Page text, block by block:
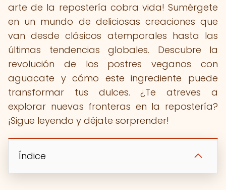
arte de la repostería cobra vida! Sumérgete
en un mundo de deliciosas creaciones que
van desde clásicos atemporales hasta las
últimas tendencias globales. Descubre la
revolución de los postres veganos con
aguacate y cómo este ingrediente puede
transformar tus dulces. ¿Te atreves a
explorar nuevas fronteras en la repostería?
¡Sigue leyendo y déjate sorprender!
Índice